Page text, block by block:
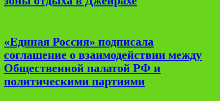
«Единая Россия» подписала
соглашение о взаимодействии между
Общественной палатой РФ и
политическими партиями